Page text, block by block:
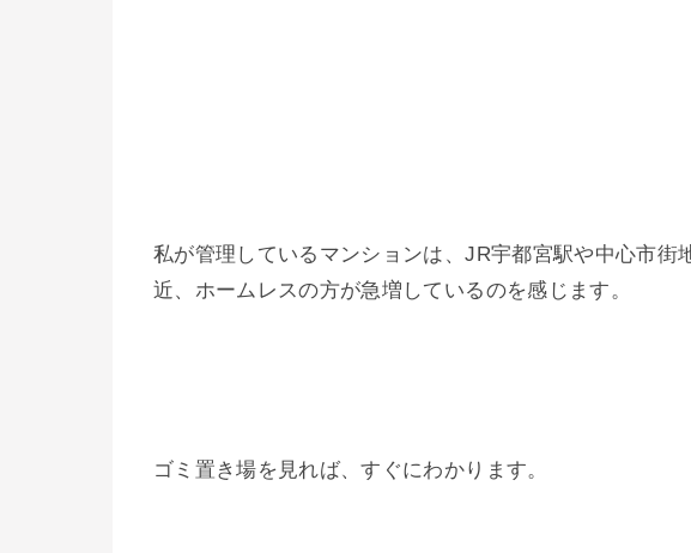
私が管理しているマンションは、JR宇都宮駅や中心市街
近、ホームレスの方が急増しているのを感じます。
ゴミ置き場を見れば、すぐにわかります。